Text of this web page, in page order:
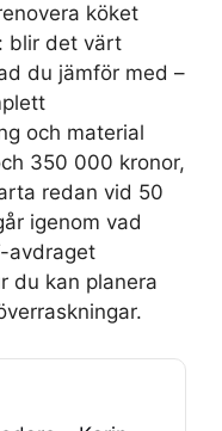
köket
blir det värt
du jämför med –
och material
350 000 kronor,
redan vid 50
igenom vad
avdraget
du kan planera